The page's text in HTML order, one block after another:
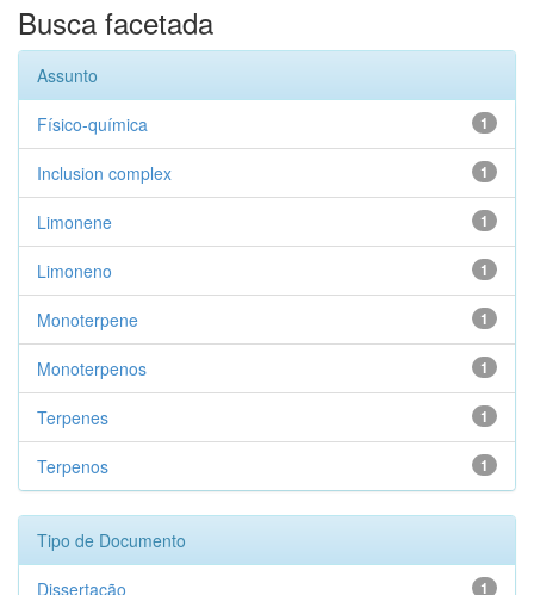
Busca facetada
Assunto
1
Físico-química
1
Inclusion complex
1
Limonene
1
Limoneno
1
Monoterpene
1
Monoterpenos
1
Terpenes
1
Terpenos
Tipo de Documento
1
Dissertação